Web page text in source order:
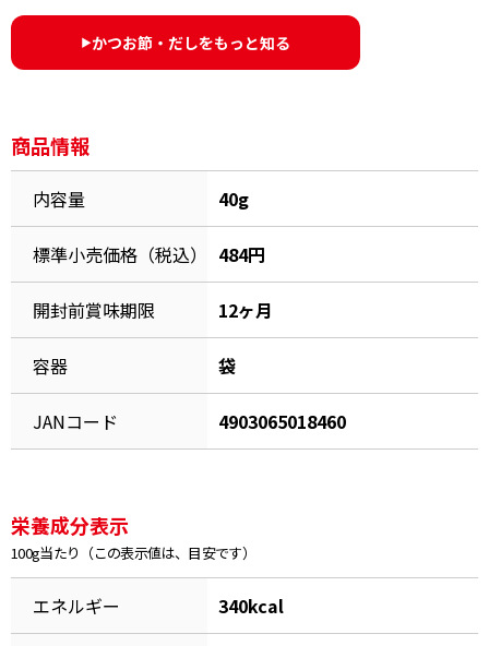
韓福善シリーズ
楽チン屋®
おいしいレシピを商品から探す
めんつゆレシピ
割烹白だしレシピ
割烹白だしレシピ特集
かつおだしが決め手！簡単茶碗蒸し
かつお節・だしを楽しむ
採用情報
▶︎かつお節・だしをもっと知る
商品情報
内容量 40g
標準小売価格（税込） 484円
開封前賞味期限 12ヶ月
容器 袋
JANコード 4903065018460
栄養成分表示
100g当たり（この表示値は、目安です）
エネルギー 340kcal